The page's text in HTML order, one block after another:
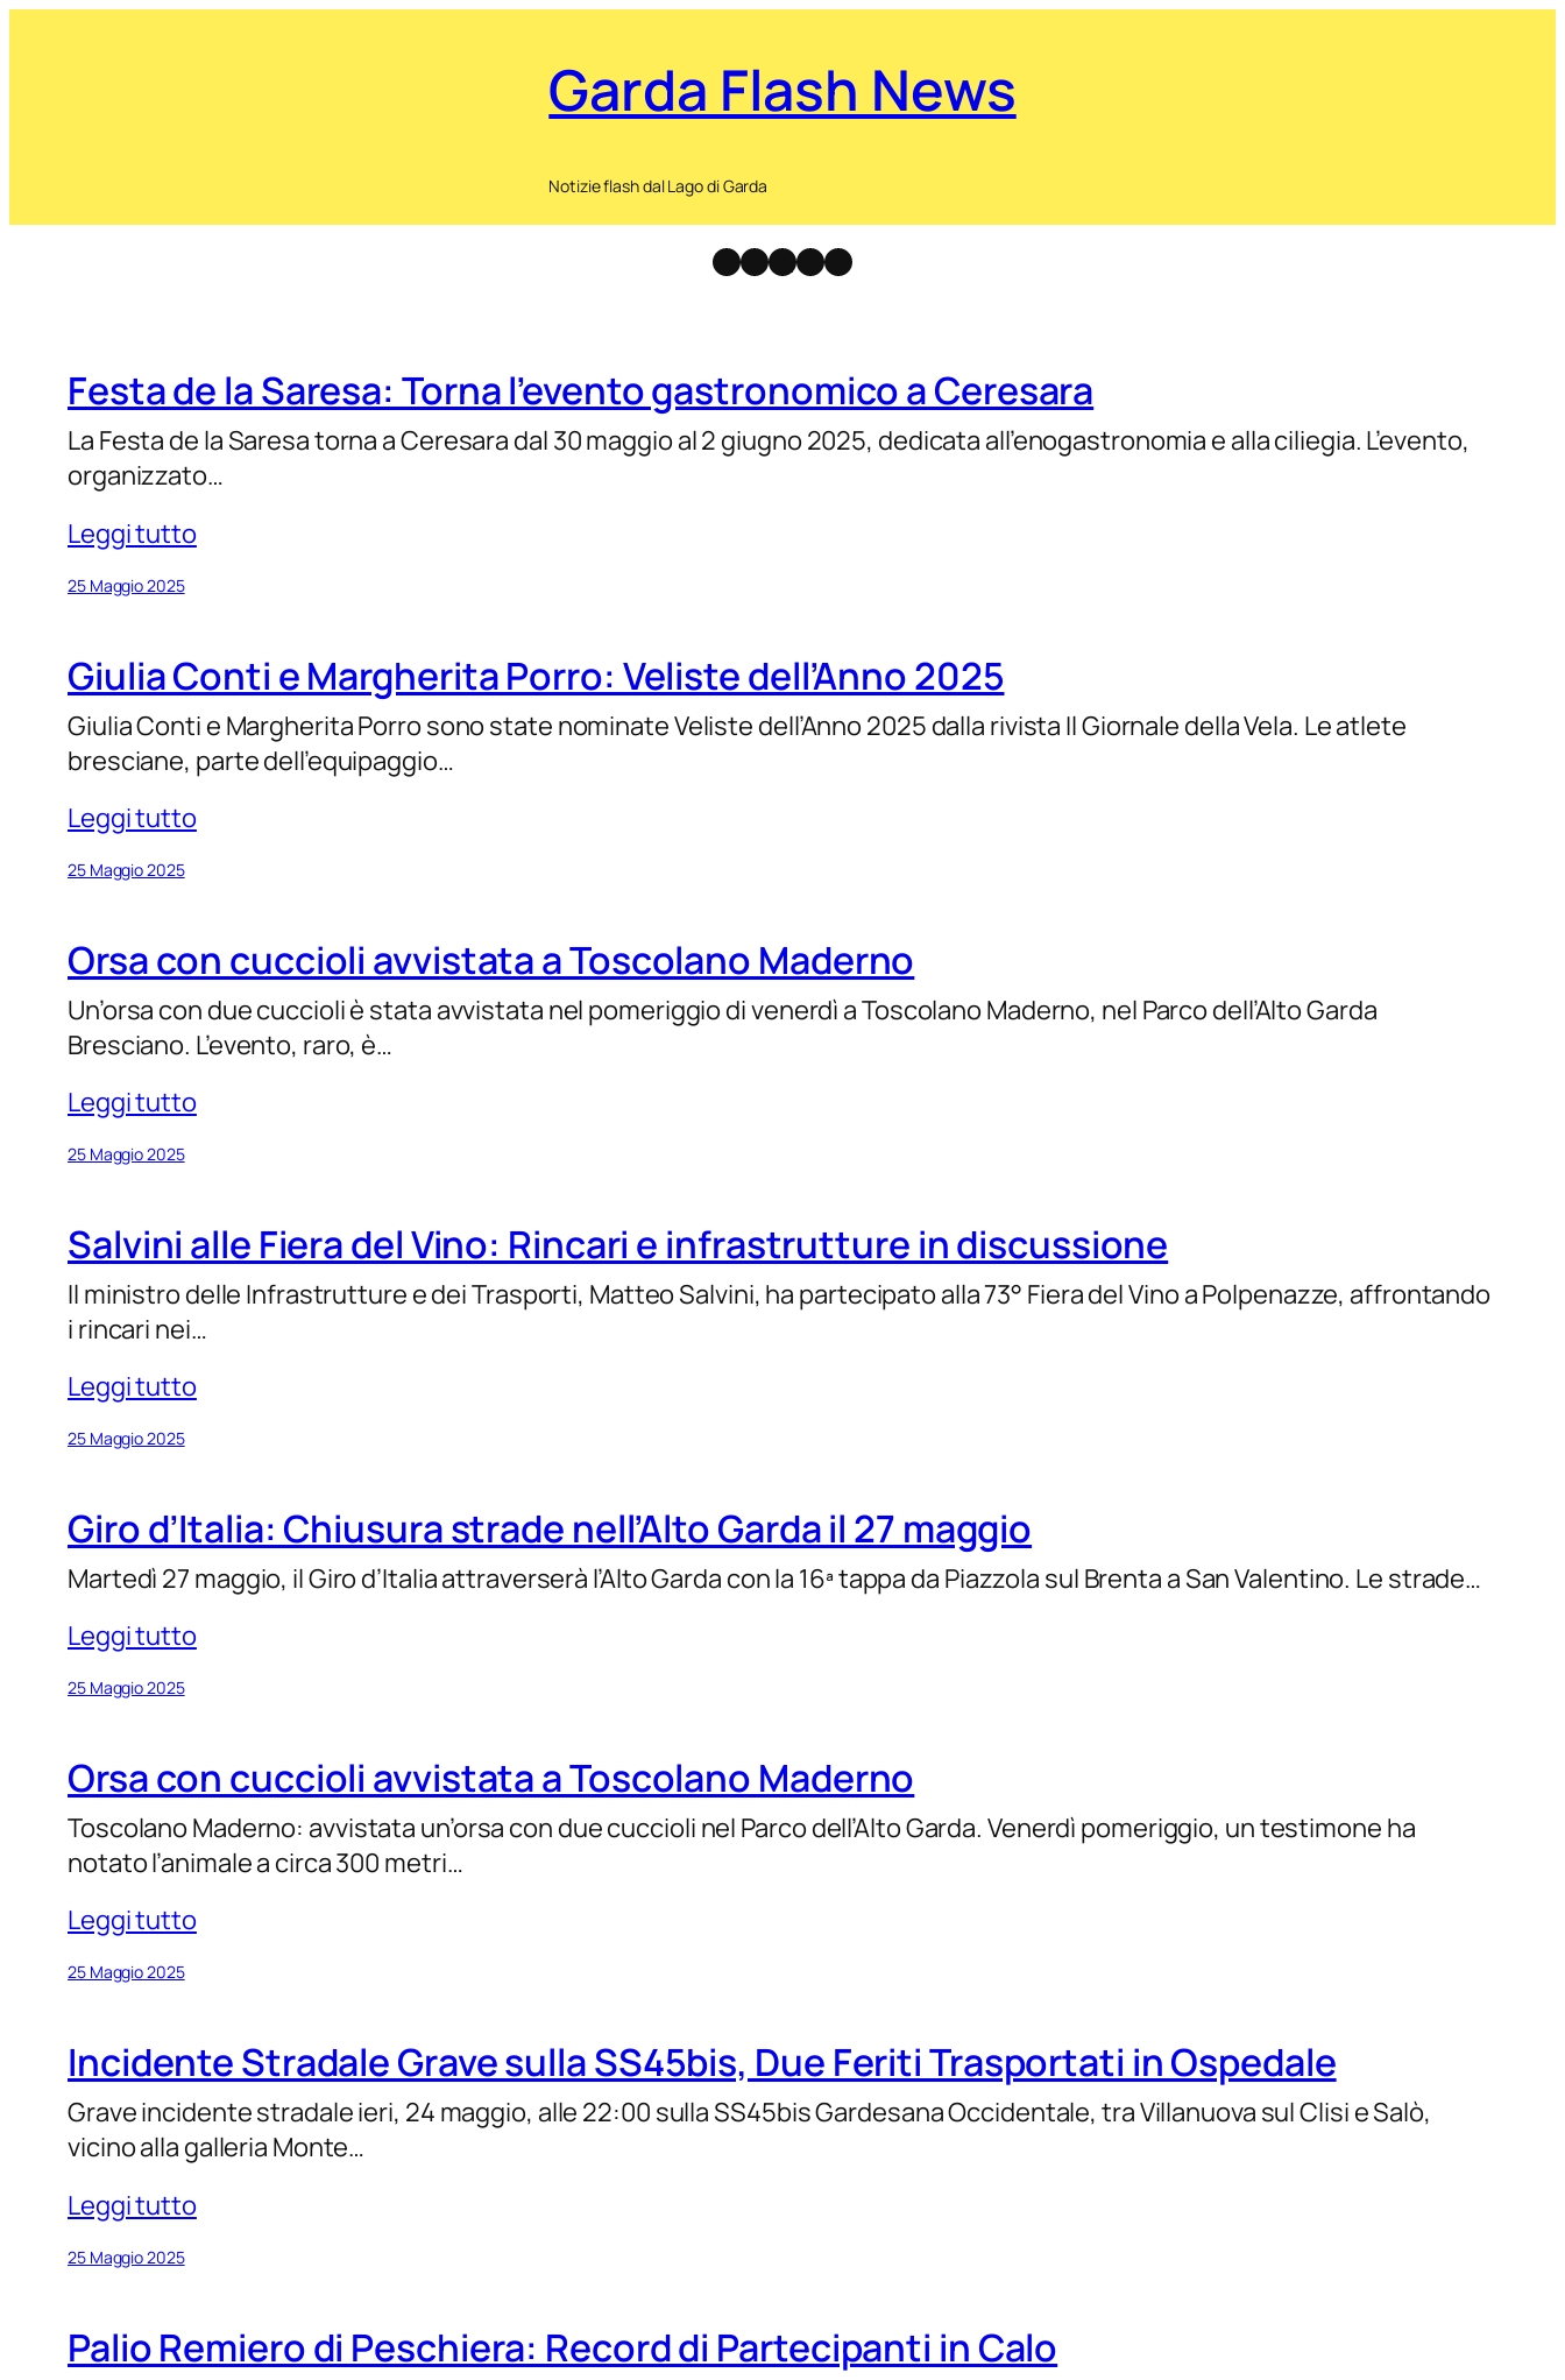
Garda Flash News
Notizie flash dal Lago di Garda
Facebook
Instagram
X Threads
Telegram
Festa de la Saresa: Torna l’evento gastronomico a Ceresara
La Festa de la Saresa torna a Ceresara dal 30 maggio al 2 giugno 2025, dedicata all’enogastronomia e alla ciliegia. L’evento,
organizzato…
Leggi tutto
25 Maggio 2025
Giulia Conti e Margherita Porro: Veliste dell’Anno 2025
Giulia Conti e Margherita Porro sono state nominate Veliste dell’Anno 2025 dalla rivista Il Giornale della Vela. Le atlete
bresciane, parte dell’equipaggio…
Leggi tutto
25 Maggio 2025
Orsa con cuccioli avvistata a Toscolano Maderno
Un’orsa con due cuccioli è stata avvistata nel pomeriggio di venerdì a Toscolano Maderno, nel Parco dell’Alto Garda
Bresciano. L’evento, raro, è…
Leggi tutto
25 Maggio 2025
Salvini alle Fiera del Vino: Rincari e infrastrutture in discussione
Il ministro delle Infrastrutture e dei Trasporti, Matteo Salvini, ha partecipato alla 73° Fiera del Vino a Polpenazze, affrontando
i rincari nei…
Leggi tutto
25 Maggio 2025
Giro d’Italia: Chiusura strade nell’Alto Garda il 27 maggio
Martedì 27 maggio, il Giro d’Italia attraverserà l’Alto Garda con la 16ª tappa da Piazzola sul Brenta a San Valentino. Le strade…
Leggi tutto
25 Maggio 2025
Orsa con cuccioli avvistata a Toscolano Maderno
Toscolano Maderno: avvistata un’orsa con due cuccioli nel Parco dell’Alto Garda. Venerdì pomeriggio, un testimone ha
notato l’animale a circa 300 metri…
Leggi tutto
25 Maggio 2025
Incidente Stradale Grave sulla SS45bis, Due Feriti Trasportati in Ospedale
Grave incidente stradale ieri, 24 maggio, alle 22:00 sulla SS45bis Gardesana Occidentale, tra Villanuova sul Clisi e Salò,
vicino alla galleria Monte…
Leggi tutto
25 Maggio 2025
Palio Remiero di Peschiera: Record di Partecipanti in Calo